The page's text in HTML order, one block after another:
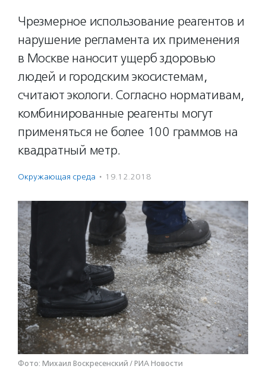
Чрезмерное использование реагентов и
нарушение регламента их применения
в Москве наносит ущерб здоровью
людей и городским экосистемам,
считают экологи. Согласно нормативам,
комбинированные реагенты могут
применяться не более 100 граммов на
квадратный метр.
Окружающая среда · 19.12.2018
Фото: Михаил Воскресенский / РИА Новости